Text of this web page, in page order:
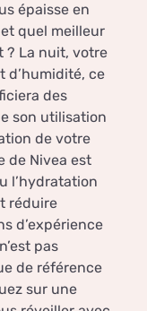
épaisse en
quel meilleur
? La nuit, votre
d’humidité, ce
des
son utilisation
de votre
de Nivea est
l’hydratation
réduire
d’expérience
pas
de référence
sur une